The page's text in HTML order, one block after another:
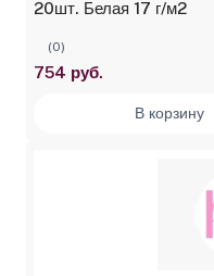
20шт. Белая 17 г/м2
(0)
754 руб.
В корзину